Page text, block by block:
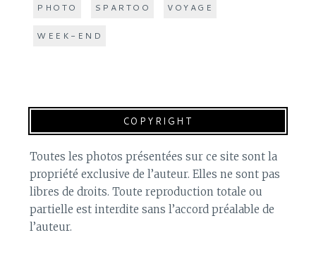
PHOTO SPARTOO VOYAGE
WEEK-END
COPYRIGHT
Toutes les photos présentées sur ce site sont la
propriété exclusive de l’auteur. Elles ne sont pas
libres de droits. Toute reproduction totale ou
partielle est interdite sans l’accord préalable de
l’auteur.